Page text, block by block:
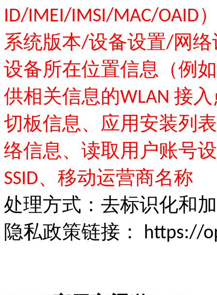
ID/IMEI/IMSI/MAC/
系统版本/设备设置/网
设备所在位置信息（例
供相关信息的WLAN 接
切板信息、应用安装列
络信息、读取用户账号
SSID、移动运营商名称
处理方式：去标识化和
隐私政策链接：
https://